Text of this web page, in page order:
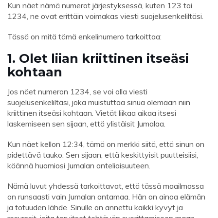
Kun näet nämä numerot järjestyksessä, kuten 123 tai
1234, ne ovat erittäin voimakas viesti suojelusenkeliltäsi.
Tässä on mitä tämä enkelinumero tarkoittaa:
1. Olet liian kriittinen itseäsi
kohtaan
Jos näet numeron 1234, se voi olla viesti
suojelusenkeliltäsi, joka muistuttaa sinua olemaan niin
kriittinen itseäsi kohtaan. Vietät liikaa aikaa itsesi
laskemiseen sen sijaan, että ylistäisit Jumalaa.
Kun näet kellon 12:34, tämä on merkki siitä, että sinun on
pidettävä tauko. Sen sijaan, että keskittyisit puutteisiisi,
käännä huomiosi Jumalan anteliaisuuteen.
Nämä luvut yhdessä tarkoittavat, että tässä maailmassa
on runsaasti vain Jumalan antamaa. Hän on ainoa elämän
ja totuuden lähde. Sinulle on annettu kaikki kyvyt ja